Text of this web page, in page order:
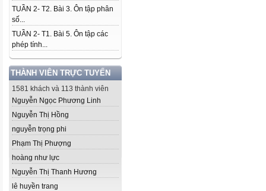
TUẦN 2- T2. Bài 3. Ôn tập phân
số...
TUẦN 2- T1. Bài 5. Ôn tập các
phép tính...
THÀNH VIÊN TRỰC TUYẾN
1581 khách và 113 thành viên
Nguyễn Ngọc Phương Linh
Nguyễn Thị Hồng
nguyễn trọng phi
Phạm Thị Phượng
hoàng như lực
Nguyễn Thị Thanh Hương
lê huyền trang